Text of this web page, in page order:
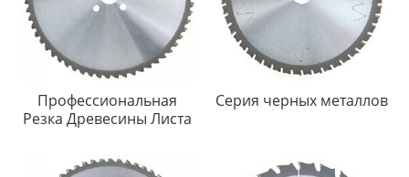
Профессиональная
Резка Древесины Листа
Серия черных металлов